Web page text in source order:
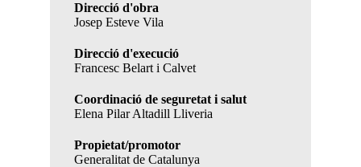
Direcció d'obra
Josep Esteve Vila
Direcció d'execució
Francesc Belart i Calvet
Coordinació de seguretat i salut
Elena Pilar Altadill Lliveria
Propietat/promotor
Generalitat de Catalunya